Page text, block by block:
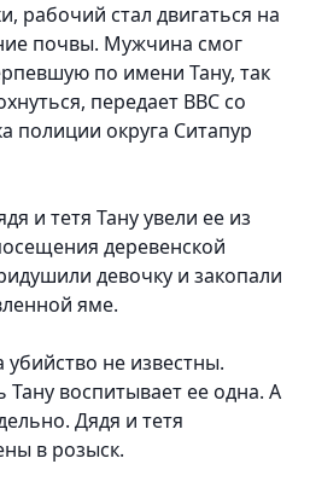
рабочий стал двигаться на
почвы. Мужчина смог
по имени Тану, так
передает BBC со
полиции округа Ситапур
и тетя Тану увели ее из
деревенской
девочку и закопали
яме.
не известны.
Тану воспитывает ее одна. А
Дядя и тетя
в розыск.